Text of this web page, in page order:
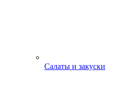
Салаты и закуски